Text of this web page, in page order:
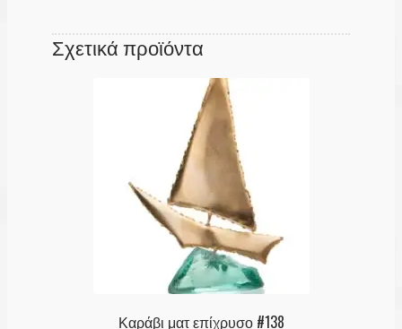
Σχετικά προϊόντα
Καράβι ματ επίχρυσο #138